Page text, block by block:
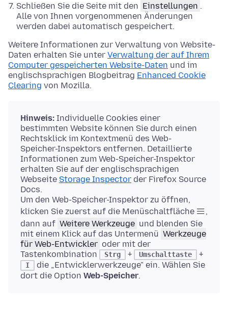
Schließen Sie die Seite mit den Einstellungen .
Alle von Ihnen vorgenommenen Änderungen
werden dabei automatisch gespeichert.
Weitere Informationen zur Verwaltung von Website-
Daten erhalten Sie unter Verwaltung der auf Ihrem
Computer gespeicherten Website-Daten und im
englischsprachigen Blogbeitrag Enhanced Cookie
Clearing von Mozilla.
Hinweis: Individuelle Cookies einer
bestimmten Website können Sie durch einen
Rechtsklick im Kontextmenü des Web-
Speicher-Inspektors entfernen. Detaillierte
Informationen zum Web-Speicher-Inspektor
erhalten Sie auf der englischsprachigen
Webseite Storage Inspector der Firefox Source
Docs.
Um den Web-Speicher-Inspektor zu öffnen,
klicken Sie zuerst auf die Menüschaltfläche
,
dann auf Weitere Werkzeuge und blenden Sie
mit einem Klick auf das Untermenü Werkzeuge
für Web-Entwickler oder mit der
Tastenkombination
Strg + Umschalttaste +
I
die „Entwicklerwerkzeuge" ein. Wählen Sie
dort die Option Web-Speicher.